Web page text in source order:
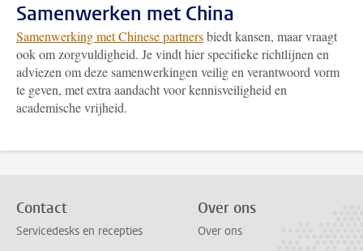
Samenwerken met China
Samenwerking met Chinese partnersbiedt kansen, maar vraagt
ook om zorgvuldigheid. Je vindt hier specifieke richtlijnen en
adviezen om deze samenwerkingen veilig en verantwoord vorm
te geven, met extra aandacht voor kennisveiligheid en
academische vrijheid.
Contact
Servicedesks en recepties
Over ons
Over ons